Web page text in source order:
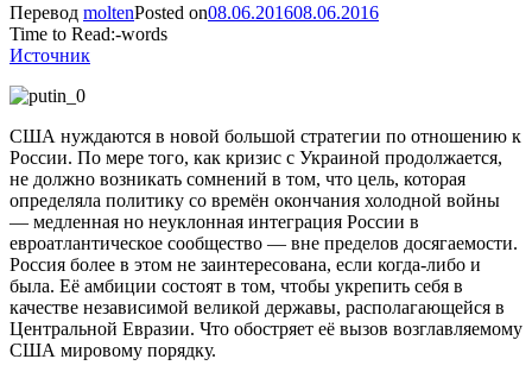
Перевод moltenPosted on08.06.201608.06.2016
Time to Read:-words
Источник
США нуждаются в новой большой стратегии по отношению к
России. По мере того, как кризис с Украиной продолжается,
не должно возникать сомнений в том, что цель, которая
определяла политику со времён окончания холодной войны
— медленная но неуклонная интеграция России в
евроатлантическое сообщество — вне пределов досягаемости.
Россия более в этом не заинтересована, если когда-либо и
была. Её амбиции состоят в том, чтобы укрепить себя в
качестве независимой великой державы, располагающейся в
Центральной Евразии. Что обостряет её вызов возглавляемому
США мировому порядку.